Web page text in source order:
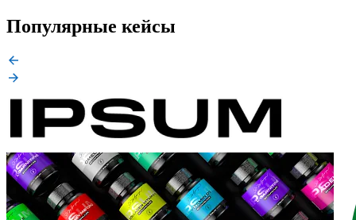
Популярные кейсы